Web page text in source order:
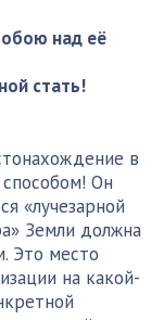
над её
стать!
в
Он
«лучезарной
Земли должна
Это место
на какой-